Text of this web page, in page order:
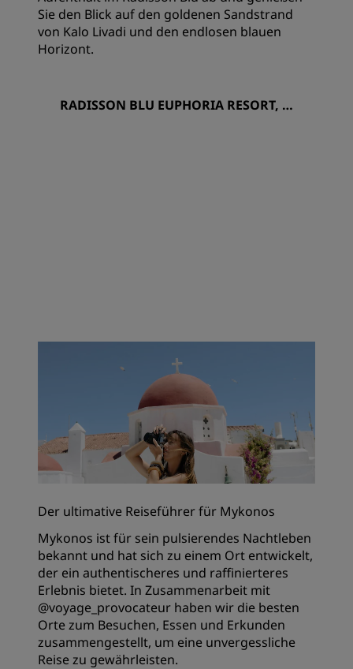
Sie den Blick auf den goldenen Sandstrand
von Kalo Livadi und den endlosen blauen
Horizont.
RADISSON BLU EUPHORIA RESORT, M
Der ultimative Reiseführer für Mykonos
Mykonos ist für sein pulsierendes Nachtleben
bekannt und hat sich zu einem Ort entwickelt,
der ein authentischeres und raffinierteres
Erlebnis bietet. In Zusammenarbeit mit
@voyage_provocateur haben wir die besten
Orte zum Besuchen, Essen und Erkunden
zusammengestellt, um eine unvergessliche
Reise zu gewährleisten.